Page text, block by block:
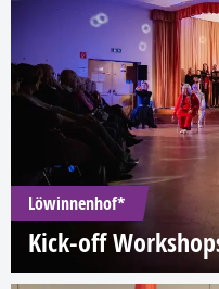
Löwinnenhof*
Kick-off